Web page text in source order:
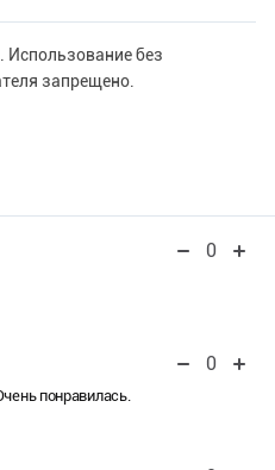
Использование без
запрещено.
0
0
понравилась.